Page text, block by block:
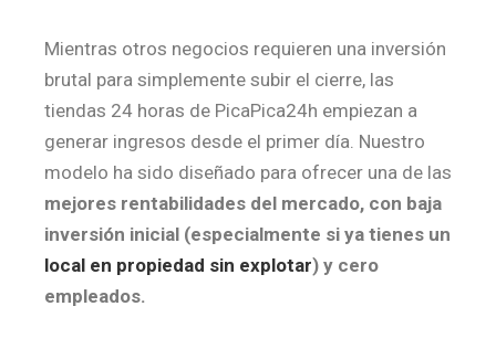
Mientras otros negocios requieren una inversión
brutal para simplemente subir el cierre, las
tiendas 24 horas de PicaPica24h empiezan a
generar ingresos desde el primer día. Nuestro
modelo ha sido diseñado para ofrecer una de las
mejores rentabilidades del mercado, con baja
inversión inicial (especialmente si ya tienes un
local en propiedad sin explotar) y cero
empleados.